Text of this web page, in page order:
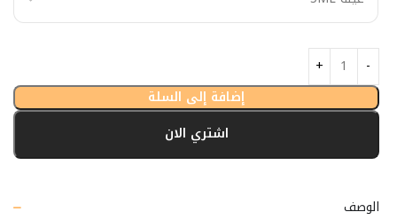
إضافة إلى السلة
اشتري الان
الوصف